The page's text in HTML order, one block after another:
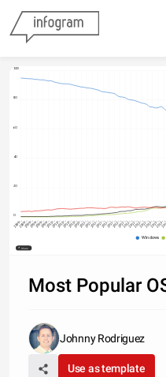
0
20
40
60
80
100
2009-…2009-…2009-…2009-…2009-…2009-…2010-…2010-…2010-…2010-…2010-…2010-…2011-…2011-…2011-…2011-…2011-…2011-…2012-…2012-…2012-…2012-…2012-…2012-…2013-…2013-…2013-…
Windows
Share
Most Popular
Johnny Rodriguez
Use as template